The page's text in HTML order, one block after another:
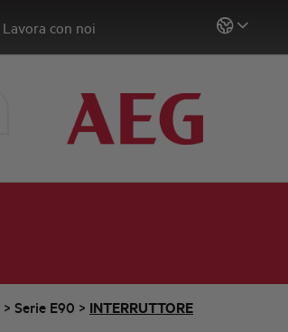
Lavora con noi
> Serie E90 > INTERRUTTORE